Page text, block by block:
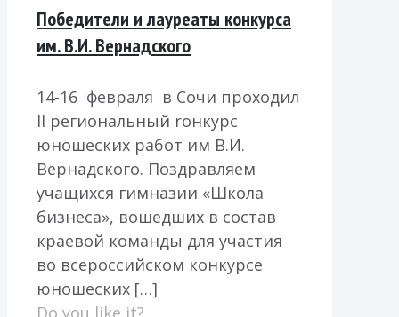
Победители и лауреаты конкурса
им. В.И. Вернадского
14-16 февраля в Cочи проходил
II региональный rонкурс
юношеских работ им В.И.
Вернадского. Поздравляем
учащихся гимназии «Школа
бизнеса», вошедших в состав
краевой команды для участия
во всероссийском конкурсе
юношеских […]
Do you like it?